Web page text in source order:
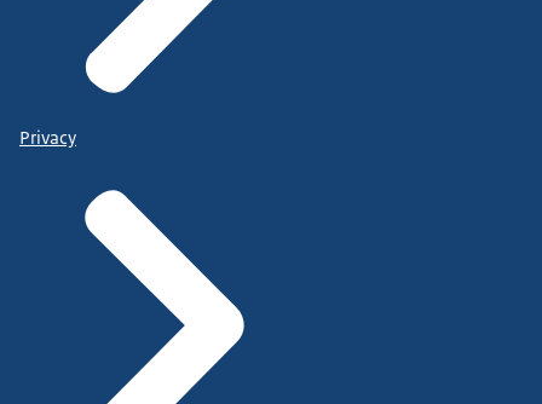
Privacy